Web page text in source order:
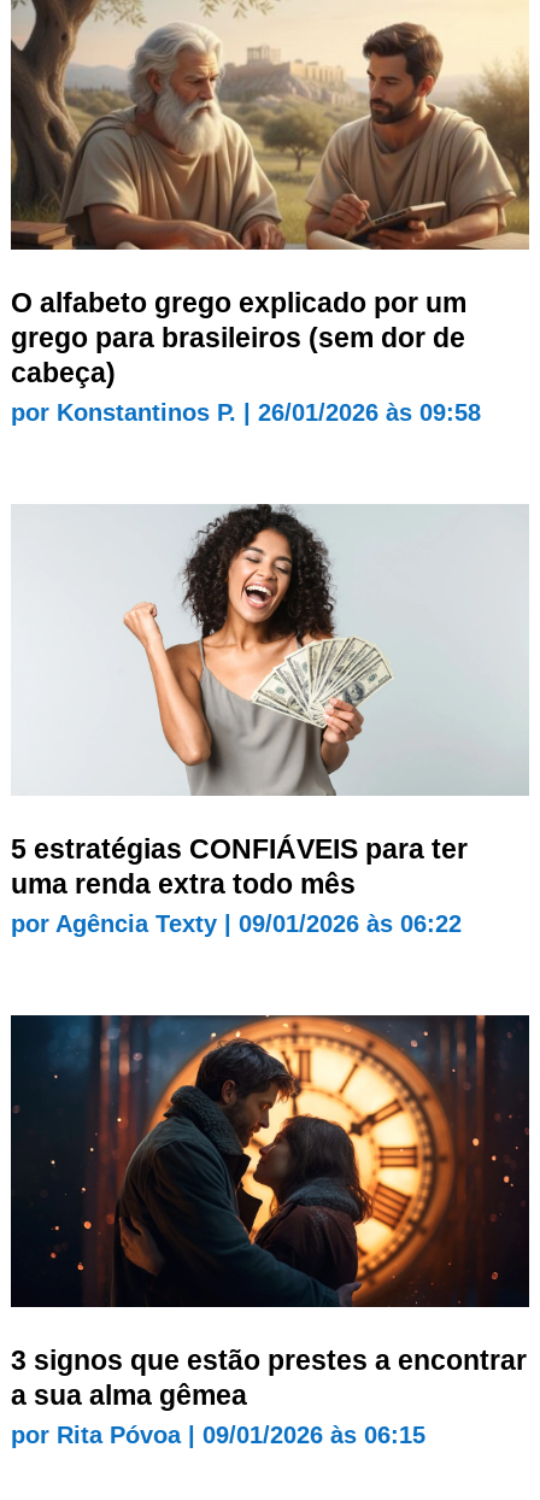
O alfabeto grego explicado por um
grego para brasileiros (sem dor de
cabeça)
por Konstantinos P. 26/01/2026 às 09:58
5 estratégias CONFIÁVEIS para ter
uma renda extra todo mês
por Agência Texty| 09/01/2026 às 06:22
3 signos que estão prestes a encontrar
a sua alma gêmea
por Rita Póvoa| 09/01/2026 às 06:15